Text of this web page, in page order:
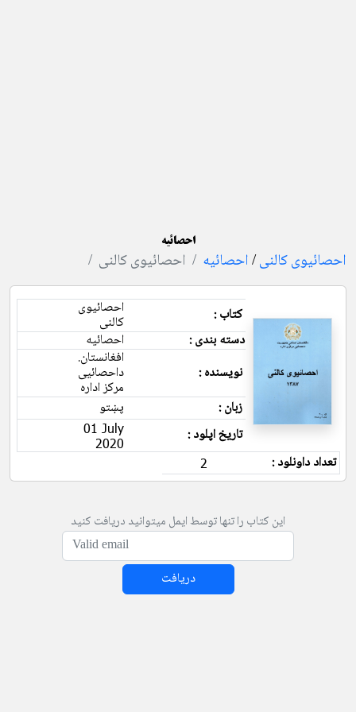
احصائیه
احصائیوی کالنی/احصائیه احصائیوی کالنی
کتاب : احصائیوی
کالنی
دسته بندی :
احصائیه
نویسنده :
افغانستان.
داحصائیی
مرکز اداره
زبان :
پښتو
تاریخ اپلود :
01 July
2020
تعداد داونلود : 2
این کتاب را تنها توسط ایمل میتوانید دریافت کنید
دریافت